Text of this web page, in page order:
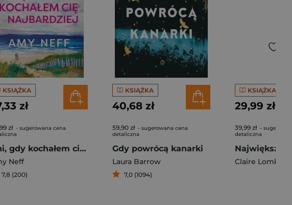
KSIĄŻKA
zł
zł - sugerowana cena
Dni, gdy kochałem cię najbardziej
Neff
7,8 (200)
KSIĄŻKA
40,68 zł
59,90 zł - sugerowana cena
detaliczna
Gdy powrócą kanarki
Laura Barrow
7,0 (1094)
KSIĄŻKA
29,99 zł
39,99 zł -
detaliczna
Claire